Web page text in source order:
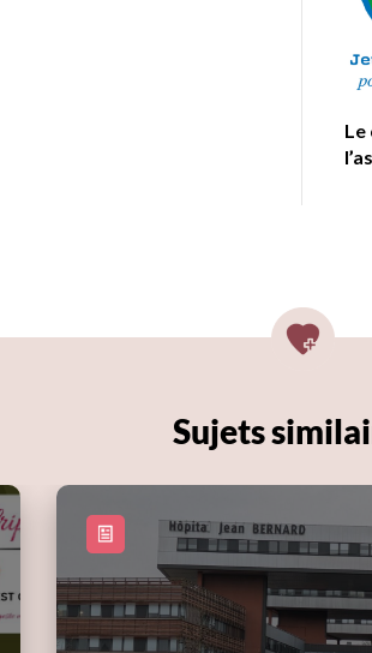
Le
Sujets